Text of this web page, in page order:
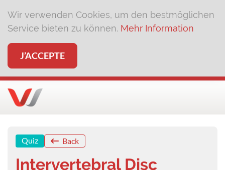
Wir verwenden Cookies, um den bestmöglichen
Service bieten zu können. Mehr Information
J’ACCEPTE
Quiz Back
Intervertebral Disc